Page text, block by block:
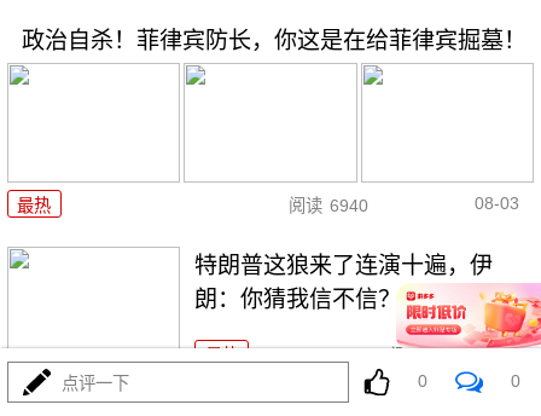
政治自杀！菲律宾防长，你这是在给菲律宾掘墓！
最热 阅读 6940 08-03
特朗普这狼来了连演十遍，伊
朗：你猜我信不信？
点评一下 0 0